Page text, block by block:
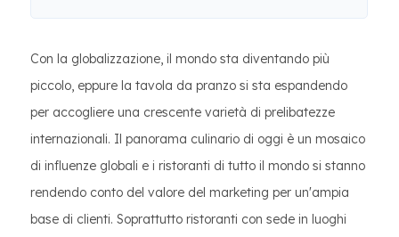
Con la globalizzazione, il mondo sta diventando più
piccolo, eppure la tavola da pranzo si sta espandendo
per accogliere una crescente varietà di prelibatezze
internazionali. Il panorama culinario di oggi è un mosaico
di influenze globali e i ristoranti di tutto il mondo si stanno
rendendo conto del valore del marketing per un'ampia
base di clienti. Soprattutto ristoranti con sede in luoghi